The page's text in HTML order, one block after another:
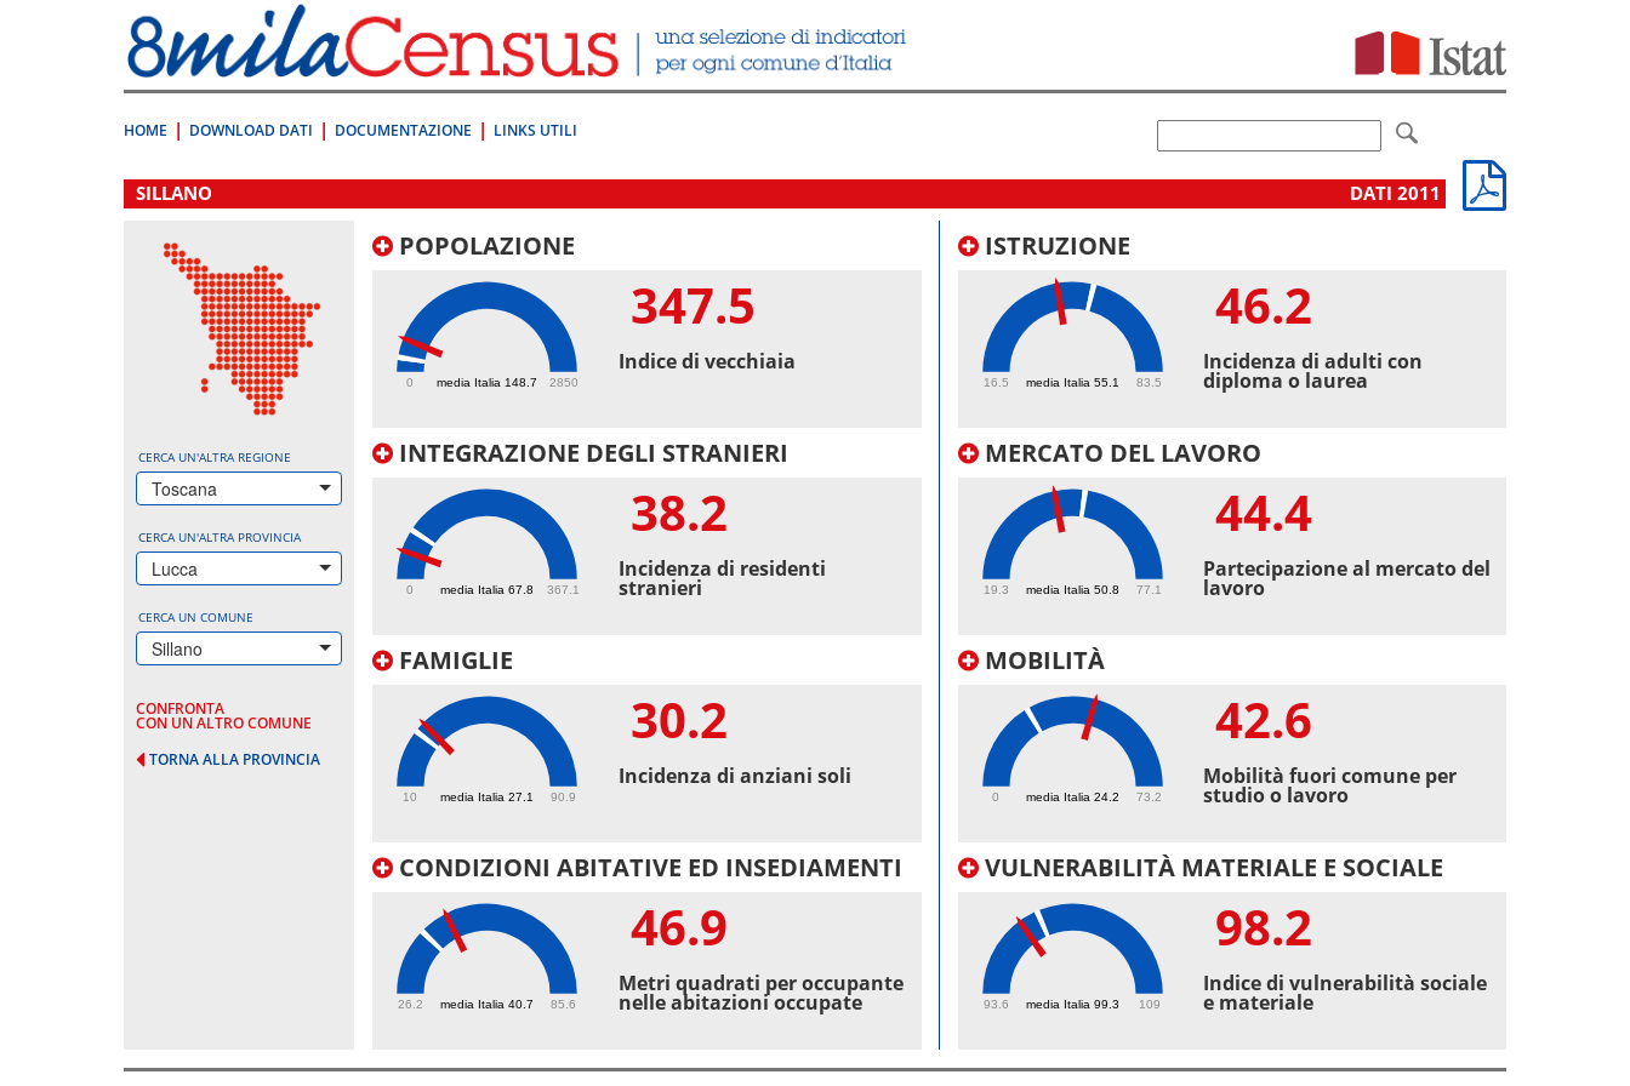
direttamente
a:
Contenuto
HOME DOWNLOAD DATI DOCUMENTAZIONE LINKS UTILI
.
SILLANO DATI 2011
CERCA UN'ALTRA REGIONE
Toscana
CERCA UN'ALTRA PROVINCIA
Lucca
CERCA UN COMUNE
Sillano
CONFRONTA
CON UN ALTRO COMUNE
TORNA ALLA PROVINCIA
POPOLAZIONE
media Italia 148.7
0 2850
347.5
Indice di vecchiaia
INTEGRAZIONE DEGLI STRANIERI
media Italia 67.8
0 367.1
38.2
Incidenza di residenti
stranieri
FAMIGLIE
media Italia 27.1
10 90.9
30.2
Incidenza di anziani soli
CONDIZIONI ABITATIVE ED INSEDIAMENTI
media Italia 40.7
26.2 85.6
46.9
Metri quadrati per occupante
nelle abitazioni occupate
ISTRUZIONE
media Italia 55.1
16.5 83.5
46.2
Incidenza di adulti con
diploma o laurea
MERCATO DEL LAVORO
media Italia 50.8
19.3 77.1
44.4
Partecipazione al mercato del
lavoro
MOBILITÀ
media Italia 24.2
0 73.2
42.6
Mobilità fuori comune per
studio o lavoro
VULNERABILITÀ MATERIALE E SOCIALE
media Italia 99.3
93.6 109
98.2
Indice di vulnerabilità sociale
e materiale